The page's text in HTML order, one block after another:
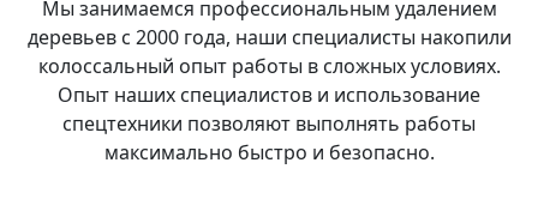
Мы занимаемся профессиональным удалением
деревьев с 2000 года, наши специалисты накопили
колоссальный опыт работы в сложных условиях.
Опыт наших специалистов и использование
спецтехники позволяют выполнять работы
максимально быстро и безопасно.